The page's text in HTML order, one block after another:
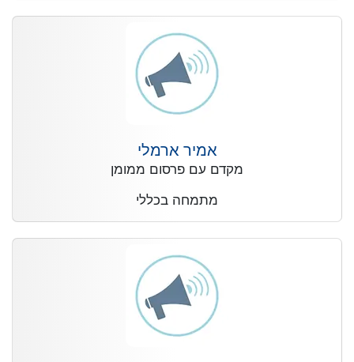
אמיר ארמלי
מקדם עם פרסום ממומן
מתמחה בכללי